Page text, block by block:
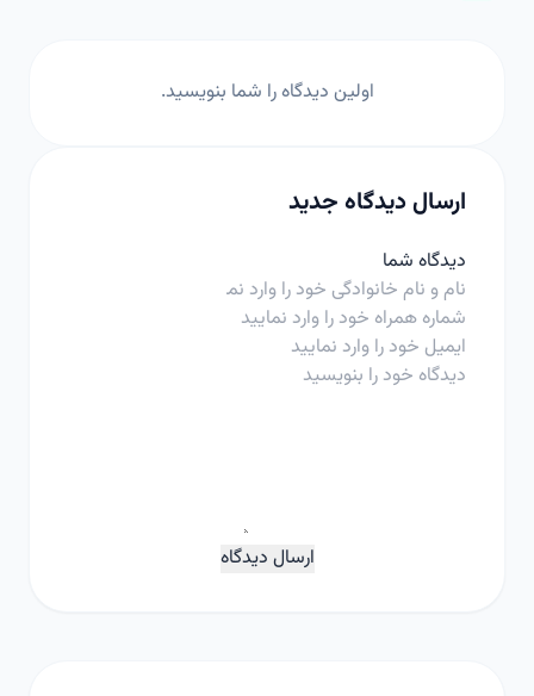
اولین دیدگاه را شما بنویسید.
ارسال دیدگاه جدید
دیدگاه شما
ارسال دیدگاه